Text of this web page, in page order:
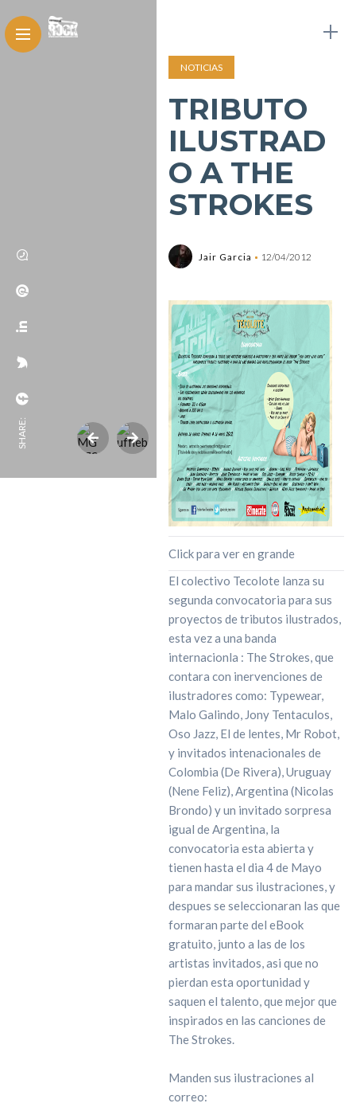
SHARE:
NOTICIAS
TRIBUTO
ILUSTRAD
O A THE
STROKES
Jair Garcia 12/04/2012
Click para ver en grande
El colectivo Tecolote lanza su
segunda convocatoria para sus
proyectos de tributos ilustrados,
esta vez a una banda
internacionla : The Strokes, que
contara con inervenciones de
ilustradores como: Typewear,
Malo Galindo, Jony Tentaculos,
Oso Jazz, El de lentes, Mr Robot,
y invitados intenacionales de
Colombia (De Rivera), Uruguay
(Nene Feliz), Argentina (Nicolas
Brondo) y un invitado sorpresa
igual de Argentina, la
convocatoria esta abierta y
tienen hasta el dia 4 de Mayo
para mandar sus ilustraciones, y
despues se seleccionaran las que
formaran parte del eBook
gratuito, junto a las de los
artistas invitados, asi que no
pierdan esta oportunidad y
saquen el talento, que mejor que
inspirados en las canciones de
The Strokes.
Manden sus ilustraciones al
correo: